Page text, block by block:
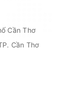
gieo trực tiếp
đất luôn ẩm. Đặt
thích hợp cho hạt
mầm. Khi cây
ra trồng riêng
Cần Thơ
Cần Thơ